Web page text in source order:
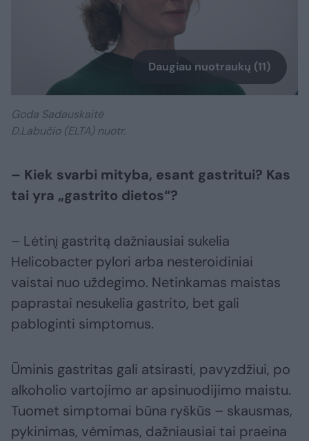
Daugiau nuotraukų (11)
Goda Sadauskaitė
D.Labučio (ELTA) nuotr.
– Kiek svarbi mityba, esant gastritui? Kas
tai yra „gastrito dietos“?
– Lėtinį gastritą dažniausiai sukelia
Helicobacter pylori arba nesteroidiniai
vaistai nuo uždegimo. Netinkamas maistas
paprastai nesukelia gastrito, bet gali
pabloginti simptomus.
Ūminis gastritas gali atsirasti, pavyzdžiui, po
alkoholio vartojimo ar apsinuodijimo maistu.
Tuomet simptomai būna ryškūs – skausmas,
pykinimas, vėmimas, dažniausiai tai praeina